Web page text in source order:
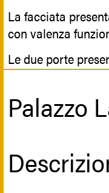
La facciata
con valenza
Le due porte
comune, l'altra
Lungo le pareti
sedie.
Palazzo